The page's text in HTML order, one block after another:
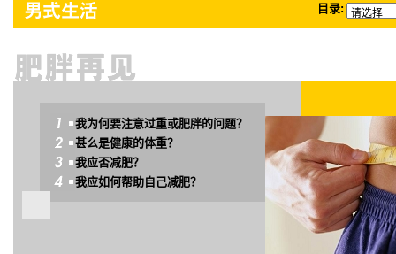
目录:
我为何要注意过重或肥胖的问题？
甚么是健康的体重？
我应否减肥？
我应如何帮助自己减肥？